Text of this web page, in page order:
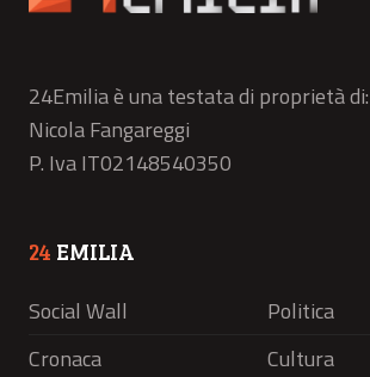
24Emilia è una testata di proprietà di:
Nicola Fangareggi
P. Iva IT02148540350
24 EMILIA
Social Wall
Politica
Cronaca
Cultura